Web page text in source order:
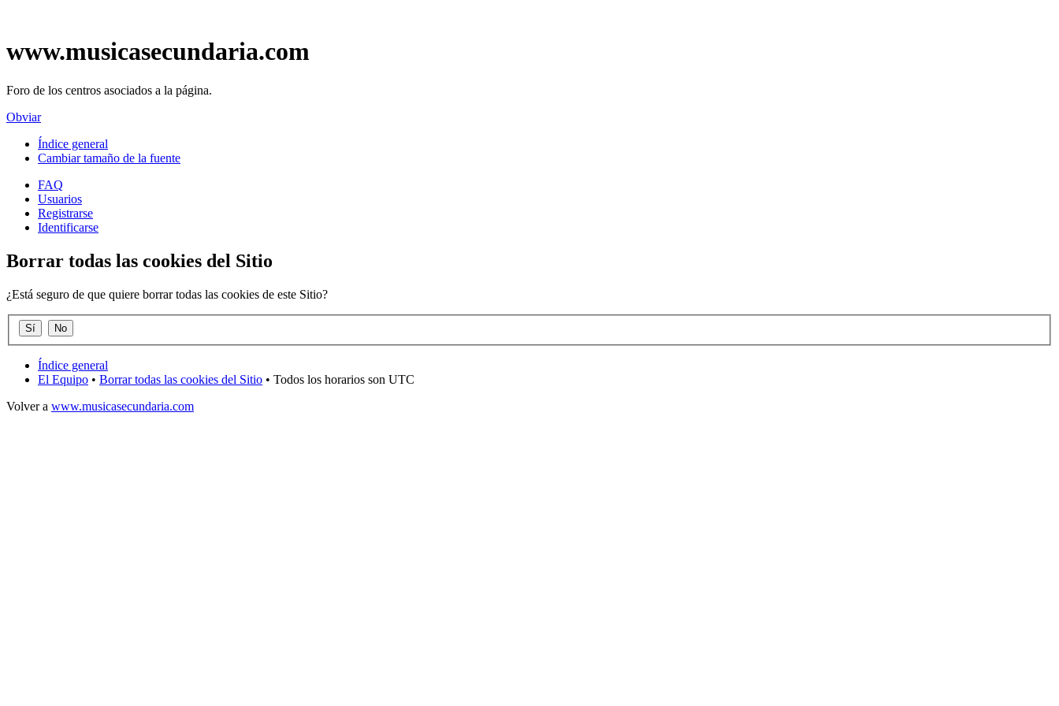
www.musicasecundaria.com
Foro de los centros asociados a la página.
Obviar
Índice general
Cambiar tamaño de la fuente
FAQ
Usuarios
Registrarse
Identificarse
Borrar todas las cookies del Sitio
¿Está seguro de que quiere borrar todas las cookies de este Sitio?
Índice general
El Equipo • Borrar todas las cookies del Sitio • Todos los horarios son UTC
Volver a www.musicasecundaria.com